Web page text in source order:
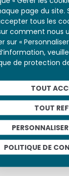
page du site.
tous les
comment nous
sur «
de protection
TOUT
TOUT
POLITIQUE DE
inefficace,
au centre
; […] à droite, la
Millet “ les
refusant la
sa représentation
pittoresque pour
réelle ”.
vie rurale